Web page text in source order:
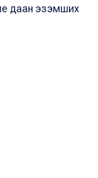
даан эзэмших